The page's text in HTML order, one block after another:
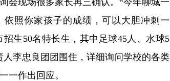
依照你家孩子的成绩，可以大胆冲刺一
生50名特长生，其中足球45人、水球5
李忠良团团围住，详细询问学校的各类
一作出回应。